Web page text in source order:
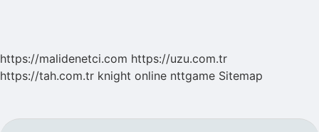
https://malidenetci.com https://uzu.com.tr
https://tah.com.tr knight online nttgame Sitemap